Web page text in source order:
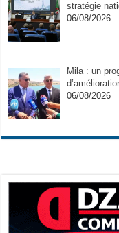
stratégie
06/08/2026
Mila : un
06/08/2026